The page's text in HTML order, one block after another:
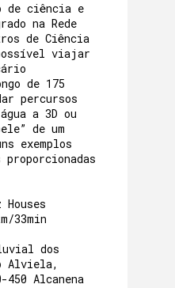
de ciência e
na Rede
de Ciência
viajar
de 175
percursos
a 3D ou
de um
exemplos
33min
dos
Alviela,
Alcanena